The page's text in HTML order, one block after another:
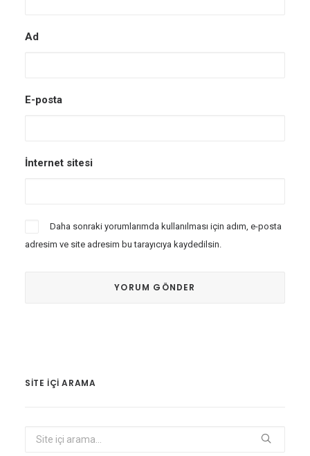
Ad
E-posta
İnternet sitesi
Daha sonraki yorumlarımda kullanılması için adım, e-posta
adresim ve site adresim bu tarayıcıya kaydedilsin.
SITE IÇI ARAMA